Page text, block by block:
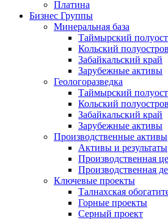
Платина
Бизнес Группы
Минеральная база
Таймырский
Кольский полуостров
Забайкальский край
Зарубежные активы
Геологоразведка
Таймырский
Кольский полуостров
Забайкальский край
Зарубежные активы
Производственные активы
Активы и результаты
Производственная
Производственная
Ключевые проекты
Талнахская
Горные проекты
Серный проект